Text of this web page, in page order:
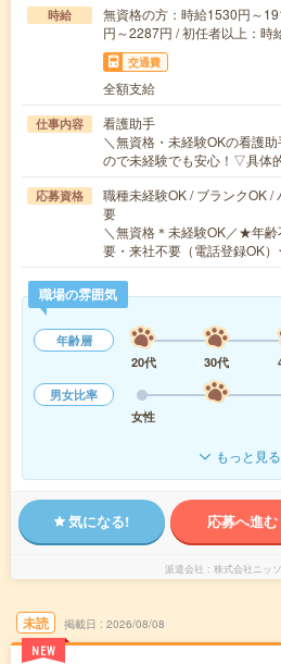
時給
無資格の方：時給1530円～
円～2287円 / 初任者以上：時
交通費
全額支給
仕事内容
看護助手
＼無資格・未経験OKの看護
ので未経験でも安心！▽具
応募資格
職種未経験OK / ブランクOK /
要
＼無資格＊未経験OK／★年
要・来社不要（電話登録OK
職場の雰囲気
年齢層
20代
30代
男女比率
女性
もっと見る
気になる! 応募へ進む
派遣会社 株式会社ニッ
未読
NEW
掲載日 2026/08/08